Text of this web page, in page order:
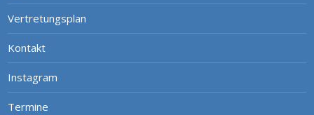
Vertretungsplan
Kontakt
Instagram
Termine